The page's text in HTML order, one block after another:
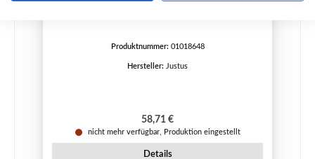
Produktnummer: 01018648
Hersteller: Justus
Regulärer Preis:
58,71 €
nicht mehr verfügbar, Produktion eingestellt
Details